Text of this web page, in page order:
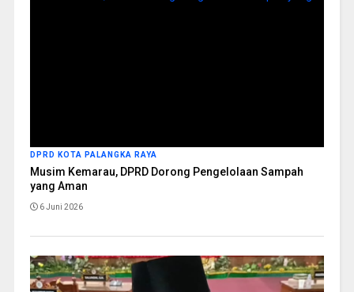
DPRD KOTA PALANGKA RAYA
Musim Kemarau, DPRD Dorong Pengelolaan Sampah
yang Aman
6 Juni 2026